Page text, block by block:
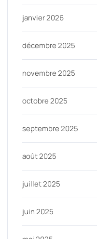
janvier 2026
décembre 2025
novembre 2025
octobre 2025
septembre 2025
août 2025
juillet 2025
juin 2025